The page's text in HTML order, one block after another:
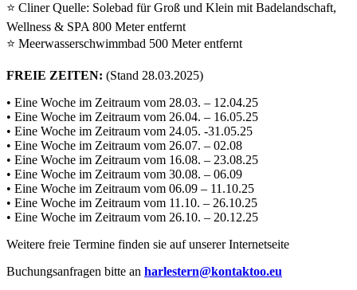
⭐ Cliner Quelle: Solebad für Groß und Klein mit Badelandschaft,
Wellness & SPA 800 Meter entfernt
⭐ Meerwasserschwimmbad 500 Meter entfernt
FREIE ZEITEN: (Stand 28.03.2025)
• Eine Woche im Zeitraum vom 28.03. – 12.04.25
• Eine Woche im Zeitraum vom 26.04. – 16.05.25
• Eine Woche im Zeitraum vom 24.05. -31.05.25
• Eine Woche im Zeitraum vom 26.07. – 02.08
• Eine Woche im Zeitraum vom 16.08. – 23.08.25
• Eine Woche im Zeitraum vom 30.08. – 06.09
• Eine Woche im Zeitraum vom 06.09 – 11.10.25
• Eine Woche im Zeitraum vom 11.10. – 26.10.25
• Eine Woche im Zeitraum vom 26.10. – 20.12.25
Weitere freie Termine finden sie auf unserer Internetseite
Buchungsanfragen bitte an harlestern@kontaktoo.eu